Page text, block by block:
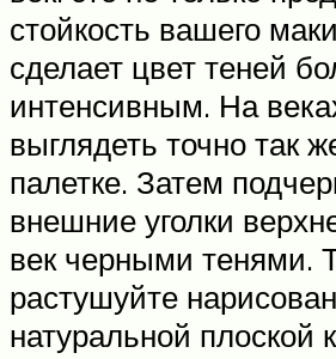
стойкость вашего
сделает цвет теней
интенсивным. На
выглядеть точно так
палетке. Затем
внешние уголки
век черными тенями.
растушуйте
натуральной плоской